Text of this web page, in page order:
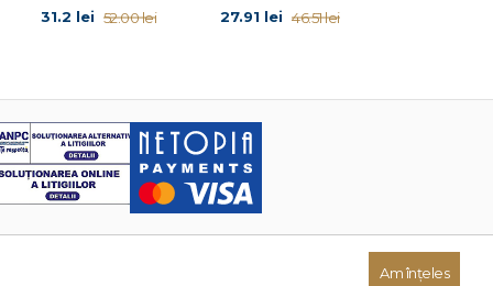
31.2 lei 52.00 lei 27.91 lei 46.51 lei
Am înțeles